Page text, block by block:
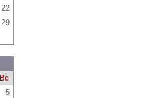
22
29
Вс
5